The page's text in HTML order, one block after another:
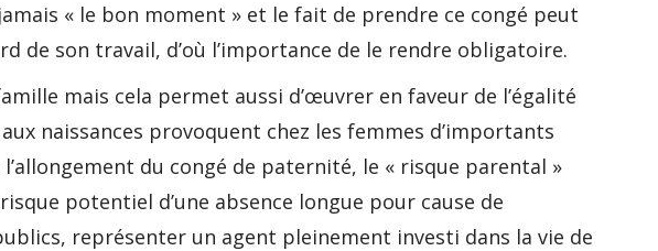
« le bon moment » et le fait de prendre ce congé peut
de son travail, d’où l’importance de le rendre obligatoire.
mais cela permet aussi d’œuvrer en faveur de l’égalité
naissances provoquent chez les femmes d’importants
du congé de paternité, le « risque parental »
potentiel d’une absence longue pour cause de
représenter un agent pleinement investi dans la vie de